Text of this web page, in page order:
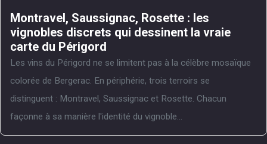
Montravel, Saussignac, Rosette : les
vignobles discrets qui dessinent la vraie
carte du Périgord
Les vins du Périgord ne se limitent pas à la célèbre mosaïque
colorée de Bergerac. En périphérie, trois terroirs se
distinguent : Montravel, Saussignac et Rosette. Chacun
façonne à sa manière l'identité du vignoble...